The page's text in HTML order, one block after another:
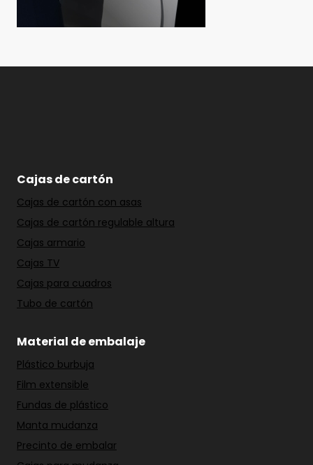
Cajas de cartón
Cajas de cartón con asas
Cajas de cartón regulable altura
Cajas armario
Cajas TV
Cajas para cuadros
Tubo de cartón
Material de embalaje
Plástico burbuja
Film extensible
Fundas de plástico
Manta mudanza
Precinto de embalar